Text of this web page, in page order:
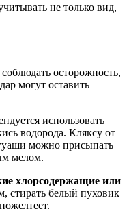
не только вид,
осторожность,
могут оставить
использовать
водорода. Кляксу от
можно присыпать
мелом.
хлорсодержащие или
стирать белый пуховик